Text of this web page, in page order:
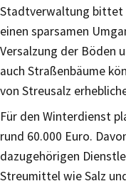
Stadtverwaltung bittet
einen sparsamen
Versalzung der Böden
auch Straßenbäume
von Streusalz
Für den Winterdienst
rund 60.000 Euro.
dazugehörigen
Streumittel wie Salz